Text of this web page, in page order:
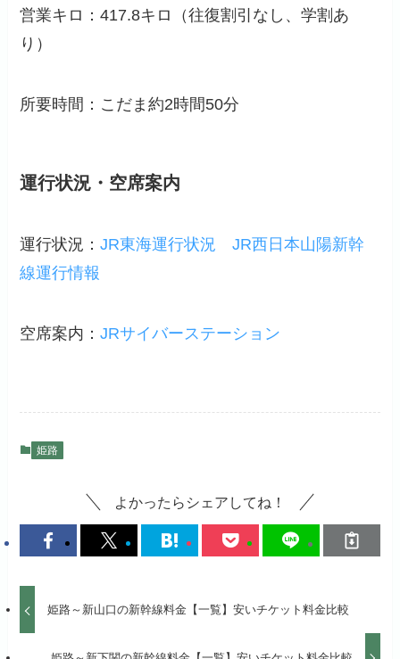
営業キロ：417.8キロ（往復割引なし 、学割あ
り）
所要時間：こだま約2時間50分
運行状況・空席案内
運行状況：JR東海運行状況
JR西日本山陽新幹
線運行情報
空席案内：JRサイバーステーション
姫路
よかったらシェアしてね！
姫路～新山口の新幹線料金【一覧】安いチケット料金比較